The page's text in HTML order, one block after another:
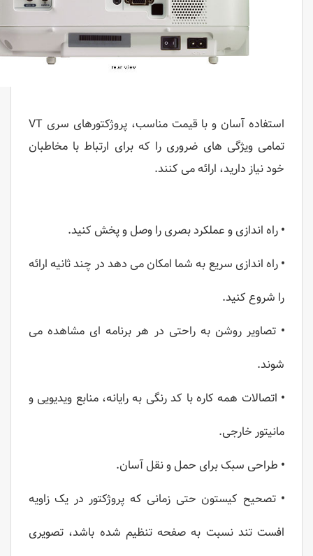
استفاده آسان و با قیمت مناسب، پروژکتورهای سری VT
تمامی ویژگی های ضروری را که برای ارتباط با مخاطبان
خود نیاز دارید، ارائه می کنند.
•راه اندازی و عملکرد بصری را وصل و پخش کنید.
•راه اندازی سریع به شما امکان می دهد در چند ثانیه ارائه
را شروع کنید.
•تصاویر روشن به راحتی در هر برنامه ای مشاهده می
شوند.
• اتصالات همه کاره با کد رنگی به رایانه، منابع ویدیویی و
مانیتور خارجی.
• طراحی سبک برای حمل و نقل آسان.
•تصحیح کیستون حتی زمانی که پروژکتور در یک زاویه
افست تند نسبت به صفحه تنظیم شده باشد، تصویری